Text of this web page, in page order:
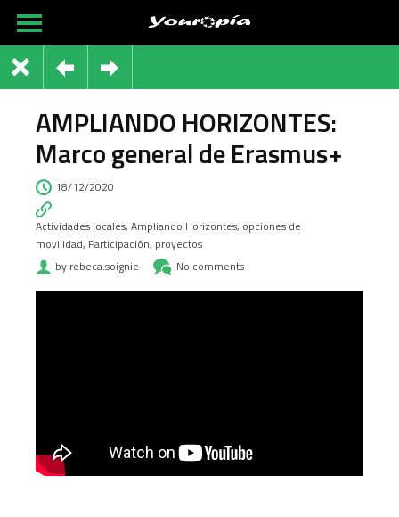
AMPLIANDO HORIZONTES:
Marco general de Erasmus+
18/12/2020
Actividades locales, Ampliando Horizontes, opciones de
movilidad, Participación, proyectos
by rebeca.soignie
No comments